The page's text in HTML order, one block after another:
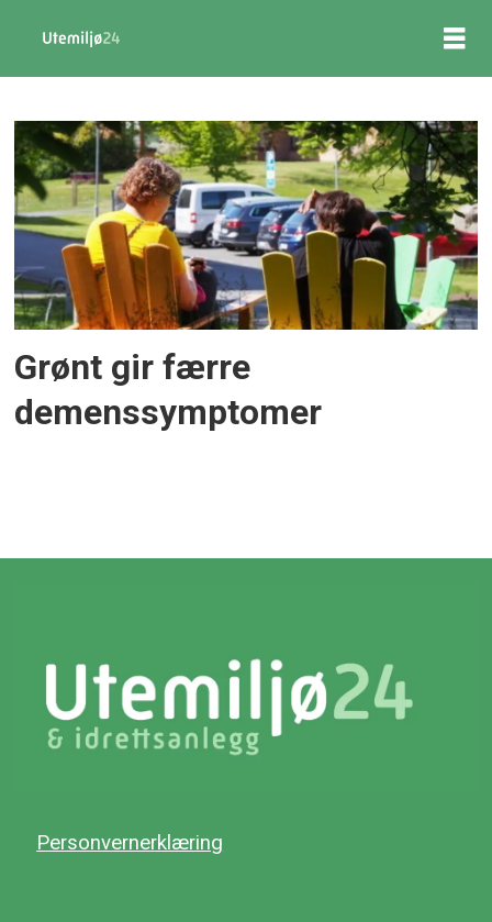
Tag:
eldreomsorg
Grønt gir færre
demenssymptomer
Personvernerklæring